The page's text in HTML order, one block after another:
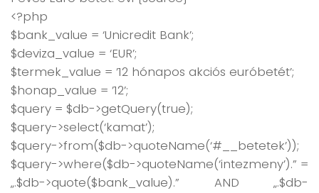
<?php
$bank_value = ‘Unicredit Bank’;
$deviza_value = ‘EUR’;
$termek_value = ’12 hónapos akciós euróbetét’;
$honap_value = ’12’;
$query = $db->getQuery(true);
$query->select(‘kamat’);
$query->from($db->quoteName(‘#__betetek’));
$query->where($db->quoteName(‘intezmeny’).” =
„.$db->quote($bank_value).” AND „.$db-